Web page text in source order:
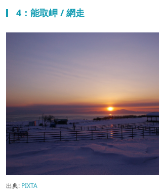
4：能取岬 / 網走
出典: PIXTA